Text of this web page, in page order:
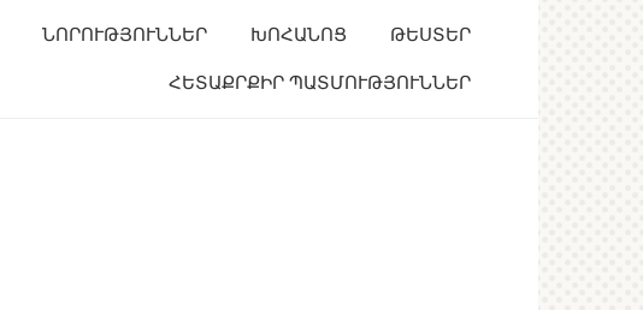
ՆՈՐՈՒԹՅՈՒՆՆԵՐ ԽՈՀԱՆՈՑ ԹԵՍՏԵՐ
ՀԵՏԱՔՐՔԻՐ ՊԱՏՄՈՒԹՅՈՒՆՆԵՐ